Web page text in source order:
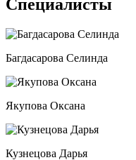
Специалисты
Багдасарова Селинда
Якупова Оксана
Кузнецова Дарья